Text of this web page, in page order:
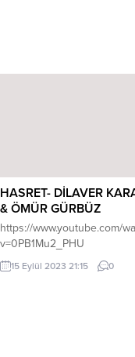
HASRET- DİLAVER
& ÖMÜR GÜRBÜZ
https://www.youtube.com/
v=0PB1Mu2_PHU
15 Eylül 2023 21:15 0